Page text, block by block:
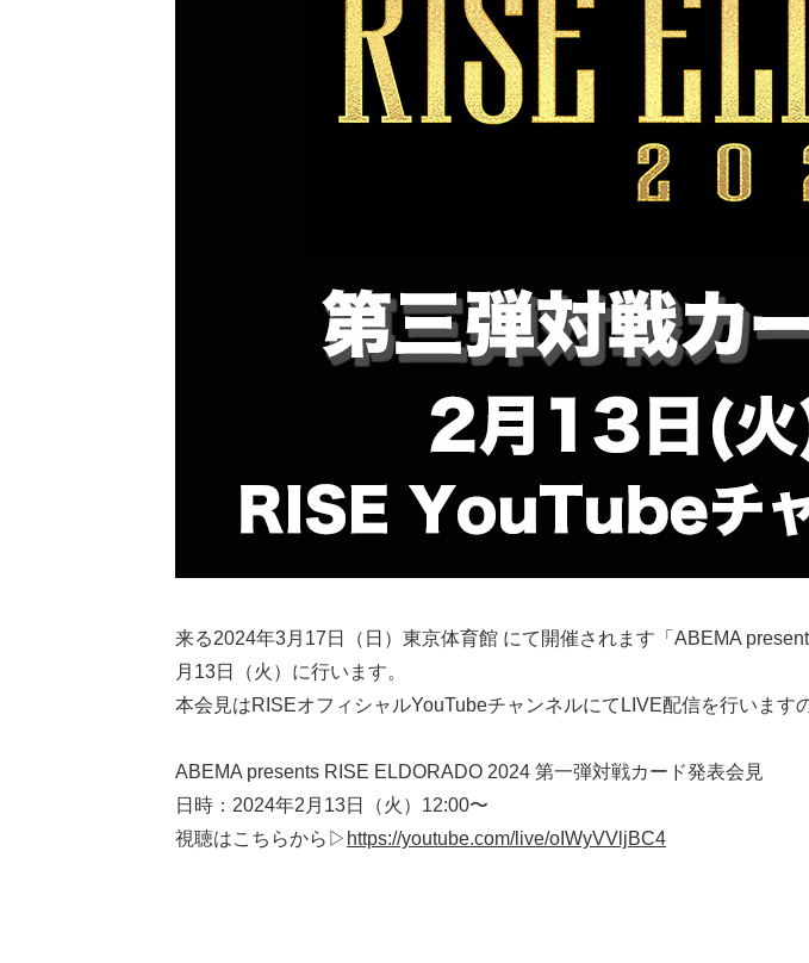
来る2024年3月17日（日）東京体育館 にて開催されます「ABEMA
月13日（火）に行います。
本会見はRISEオフィシャルYouTubeチャンネルにてLIVE配信を行います
ABEMA presents RISE ELDORADO 2024 第一弾対戦カード発表会見
日時：2024年2月13日（火）12:00〜
視聴はこちらから▷ https://youtube.com/live/oIWyVVljBC4